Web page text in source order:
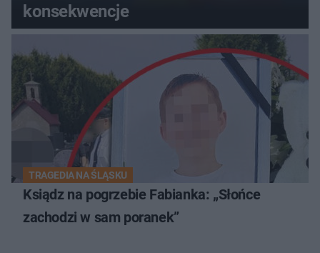
konsekwencje
TRAGEDIA NA ŚLĄSKU
Ksiądz na pogrzebie Fabianka: „Słońce
zachodzi w sam poranek”